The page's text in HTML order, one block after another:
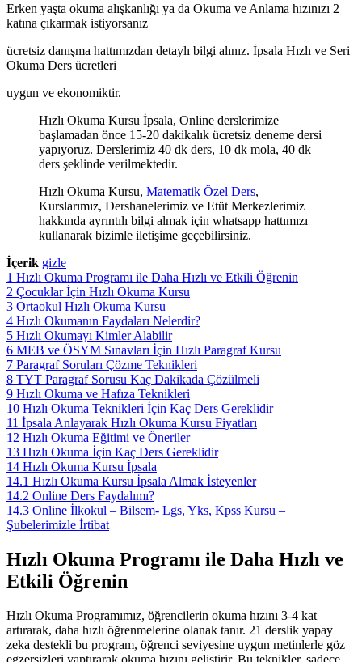
Erken yaşta okuma alışkanlığı ya da Okuma ve Anlama hızınızı 2
katına çıkarmak istiyorsanız
ücretsiz danışma hattımızdan detaylı bilgi alınız. İpsala Hızlı ve Seri
Okuma Ders ücretleri
uygun ve ekonomiktir.
Hızlı Okuma Kursu İpsala, Online derslerimize
başlamadan önce 15-20 dakikalık ücretsiz deneme dersi
yapıyoruz. Derslerimiz 40 dk ders, 10 dk mola, 40 dk
ders şeklinde verilmektedir.
Hızlı Okuma Kursu, Matematik Özel Ders,
Kurslarımız, Dershanelerimiz ve Etüt Merkezlerimiz
hakkında ayrıntılı bilgi almak için whatsapp hattımızı
kullanarak bizimle iletişime geçebilirsiniz.
İçerik gizle
1 Hızlı Okuma Programı ile Daha Hızlı ve Etkili Öğrenin
2 Çocuklar İçin Hızlı Okuma Kursu
3 Ortaokul Hızlı Okuma Kursu
4 Hızlı Okumanın Faydaları Nelerdir?
5 Hızlı Okumayı Kimler Alabilir
6 MEB ve ÖSYM Sınavları İçin Hızlı Paragraf Kursu
7 Paragraf Soruları Çözme Teknikleri
8 TYT Paragraf Sorusu Kaç Dakikada Çözülmeli
9 Hızlı Okuma ve Hafıza Teknikleri
10 Hızlı Okuma Teknikleri İçin Kaç Ders Gereklidir
11 İpsala Anlayarak Hızlı Okuma Kursu Fiyatları
12 Hızlı Okuma Eğitimi ve Öneriler
13 Hızlı Okuma İçin Kaç Ders Gereklidir
14 Hızlı Okuma Kursu İpsala
14.1 Hızlı Okuma Kursu İpsala Almak İsteyenler
14.2 Online Ders Faydalımı?
14.3 Online İlkokul – Bilsem- Lgs, Yks, Kpss Kursu –
Şubelerimizle İrtibat
Hızlı Okuma Programı ile Daha Hızlı ve
Etkili Öğrenin
Hızlı Okuma Programımız, öğrencilerin okuma hızını 3-4 kat
artırarak, daha hızlı öğrenmelerine olanak tanır. 21 derslik yapay
zeka destekli bu program, öğrenci seviyesine uygun metinlerle göz
egzersizleri yaptırarak okuma hızını geliştirir. Bu teknikler, sadece